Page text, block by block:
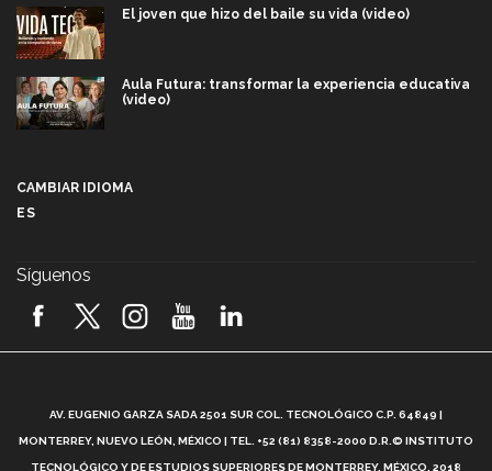
El joven que hizo del baile su vida (video)
Aula Futura: transformar la experiencia educativa
(video)
2026! (video)
¿Cómo es el Modelo Educativo Tec? (video)
CAMBIAR IDIOMA
ES
Síguenos
AV. EUGENIO GARZA SADA 2501 SUR COL. TECNOLÓGICO C.P. 64849 |
MONTERREY, NUEVO LEÓN, MÉXICO | TEL. +52 (81) 8358-2000 D.R.© INSTITUTO
TECNOLÓGICO Y DE ESTUDIOS SUPERIORES DE MONTERREY, MÉXICO. 2018